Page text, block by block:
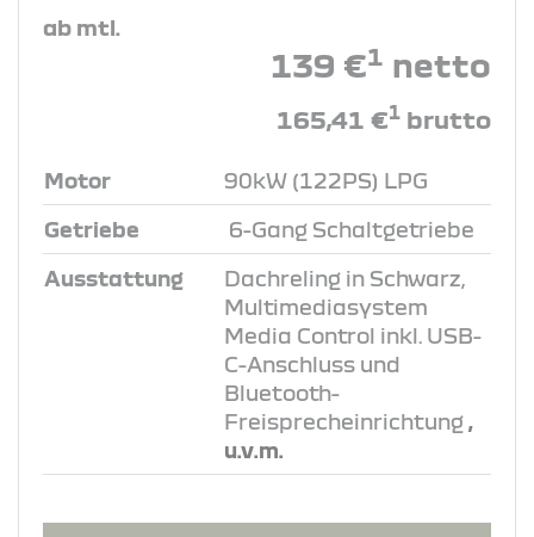
ab mtl.
139 €1 netto
165,41 €1 brutto
Motor 90kW (122PS) LPG
Getriebe 6-Gang Schaltgetriebe
Ausstattung
Dachreling in Schwarz,
Multimediasystem
Media Control inkl. USB-
C-Anschluss und
Bluetooth-
Freisprecheinrichtung ,
u.v.m.